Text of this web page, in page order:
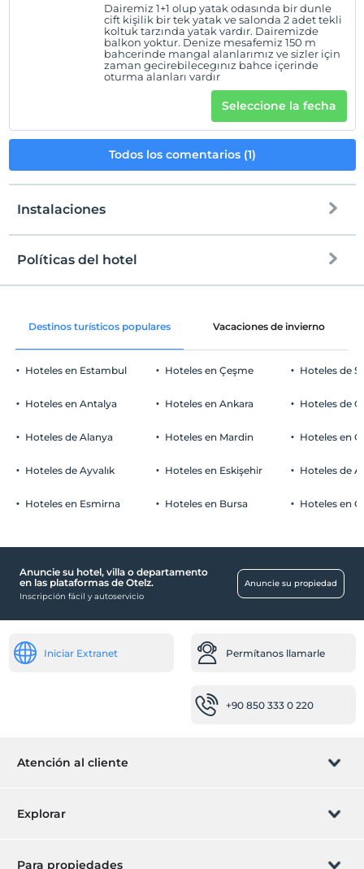
Dairemiz 1+1 olup yatak odasında bir dunle
cift kişilik bir tek yatak ve salonda 2 adet tekli
koltuk tarzında yatak vardır. Dairemizde
balkon yoktur. Denize mesafemiz 150 m
bahcerinde mangal alanlarımız ve sizler için
zaman gecirebilecegınız bahce içerinde
oturma alanları vardır
Seleccione la fecha
Todos los comentarios (1)
Instalaciones
Zonas comunes y todas las habitaciones
Aparcamiento de coches
Libre Estacionamiento privado
Comidas & Bebidas
Instalaciones para barbacoa
jardín
Ropa sucia
Políticas del hotel
Entrada
Salida
Antes de las 11:00
Mascotas
Áreas para fumar
Los bebés menores de 2 no pagan
Destinos turísticos populares Vacaciones de invierno
Hoteles en Estambul
Hoteles en Antalya
Hoteles de Alanya
Hoteles de Ayvalık
Hoteles en Esmirna
Hoteles en Çeşme
Hoteles en Ankara
Hoteles en Mardin
Hoteles en Eskişehir
Hoteles en Bursa
Hoteles de
Hoteles de
Hoteles en
Hoteles de
Hoteles en
Anuncie su hotel, villa o departamento
en las plataformas de Otelz.
Inscripción fácil y autoservicio
Anuncie su propiedad
Iniciar Extranet Permítanos llamarle
+90 850 333 0 220
Atención al cliente
Gestionar reservas
Explorar
Tarjeta de regalo
Para propiedades